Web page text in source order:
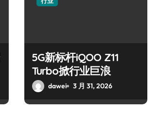
5G新标杆iQOO Z11
Turbo掀行业巨浪
dawei 3 月 31, 2026